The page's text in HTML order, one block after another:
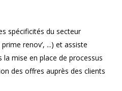
spécificités du secteur
renov’, ...) et assiste
mise en place de processus
des offres auprès des clients